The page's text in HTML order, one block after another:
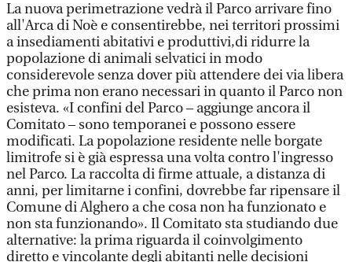
La nuova perimetrazione vedrà il Parco arrivare fino
all'Arca di Noè e consentirebbe, nei territori prossimi
a insediamenti abitativi e produttivi,di ridurre la
popolazione di animali selvatici in modo
considerevole senza dover più attendere dei via libera
che prima non erano necessari in quanto il Parco non
esisteva. «I confini del Parco – aggiunge ancora il
Comitato – sono temporanei e possono essere
modificati. La popolazione residente nelle borgate
limitrofe si è già espressa una volta contro l'ingresso
nel Parco. La raccolta di firme attuale, a distanza di
anni, per limitarne i confini, dovrebbe far ripensare il
Comune di Alghero a che cosa non ha funzionato e
non sta funzionando». Il Comitato sta studiando due
alternative: la prima riguarda il coinvolgimento
diretto e vincolante degli abitanti nelle decisioni